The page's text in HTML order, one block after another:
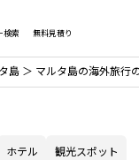
無料見積り
検索
島 マルタ島の海外旅行
ホテル 観光スポット